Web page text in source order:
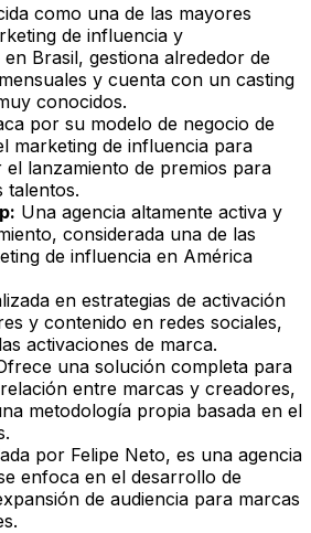
como una de las mayores
de influencia y
Brasil, gestiona alrededor de
y cuenta con un casting
conocidos.
por su modelo de negocio de
marketing de influencia para
lanzamiento de premios para
talentos.
Una agencia altamente activa y
considerada una de las
de influencia en América
en estrategias de activación
y contenido en redes sociales,
activaciones de marca.
una solución completa para
entre marcas y creadores,
metodología propia basada en el
por Felipe Neto, es una agencia
enfoca en el desarrollo de
de audiencia para marcas